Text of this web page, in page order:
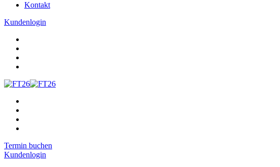
Kontakt
Kundenlogin
Termin buchen
Kundenlogin